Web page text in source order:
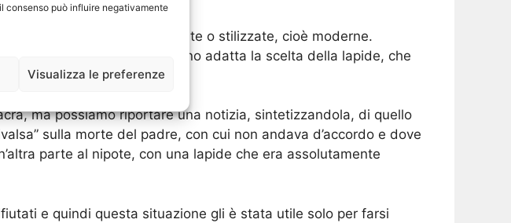
consenso può influire negativamente
Visualizza le preferenze
che sono personalizzate o stilizzate, cioè moderne.
i cimiteri, in caso non trovano adatta la scelta della lapide, che
ma possiamo riportare una notizia, sintetizzandola, di quello
sulla morte del padre, con cui non andava d’accordo e dove
parte al nipote, con una lapide che era assolutamente
e quindi questa situazione gli è stata utile solo per farsi